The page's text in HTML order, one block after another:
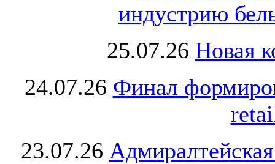
индустрию
25.07.26 Новая
24.07.26 Финал
23.07.26